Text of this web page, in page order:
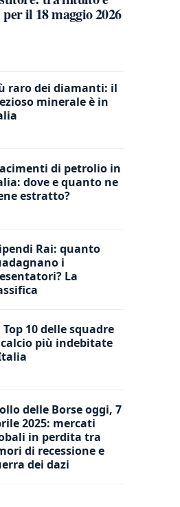
il 18 maggio 2026
raro dei diamanti: il
minerale è in
di petrolio in
dove e quanto ne
estratto?
Rai: quanto
i
La
Top 10 delle squadre
più indebitate
delle Borse oggi, 7
2025: mercati
in perdita tra
di recessione e
dei dazi